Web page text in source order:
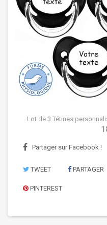
Lot de 3 Tétines
Partager sur Facebook !
TWEET PARTAGER
PINTEREST